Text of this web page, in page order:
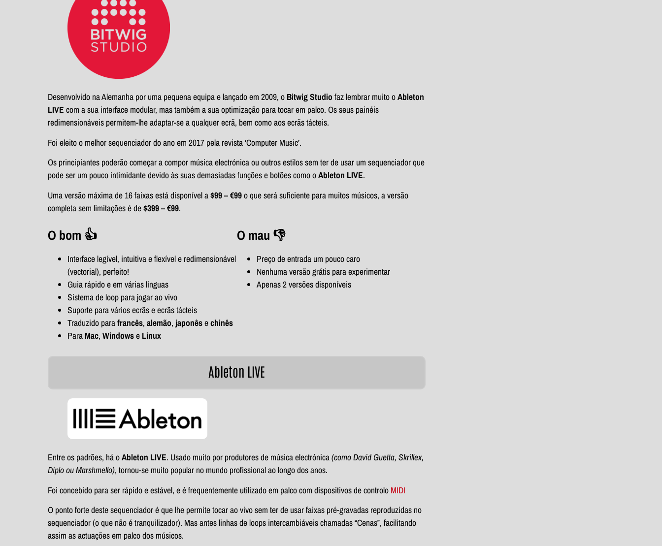
Desenvolvido na Alemanha por uma pequena equipa e lançado em 2009, o Bitwig Studio faz lembrar muito oAbleton
LIVE com a sua interface modular, mas também a sua optimização para tocar em palco. Os seus painéis
redimensionáveis permitem-lhe adaptar-se a qualquer ecrã, bem como aos ecrãs tácteis.
Foi eleito o melhor sequenciador do ano em 2017 pela revista ‘Computer Music’.
Os principiantes poderão começar a compor música electrónica ou outros estilos sem ter de usar um sequenciador que
pode ser um pouco intimidante devido às suas demasiadas funções e botões como oAbleton LIVE.
Uma versão máxima de 16 faixas está disponível a $99 – €99o que será suficiente para muitos músicos, a versão
completa sem limitações é de$399 – €99.
O bom 👍
Interface legível, intuitiva e flexível e redimensionável
(vectorial), perfeito!
Guia rápido e em várias línguas
Sistema de loop para jogar ao vivo
Suporte para vários ecrãs e ecrãs tácteis
Traduzido parafrancês, alemão, japonêsechinês
Para Mac, Windowse Linux
O mau 👎
Preço de entrada um pouco caro
Nenhuma versão grátis para experimentar
Apenas 2 versões disponíveis
Ableton LIVE
Entre os padrões, há oAbleton LIVE. Usado muito por produtores de música electrónica(como David Guetta, Skrillex,
Diplo ou Marshmello), tornou-se muito popular no mundo profissional ao longo dos anos.
Foi concebido para ser rápido e estável, e é frequentemente utilizado em palco com dispositivos de controlo MIDI
O ponto forte deste sequenciador é que lhe permite tocar ao vivo sem ter de usar faixas pré-gravadas reproduzidas no
sequenciador (o que não é tranquilizador). Mas antes linhas de loops intercambiáveis chamadas “Cenas”, facilitando
assim as actuações em palco dos músicos.